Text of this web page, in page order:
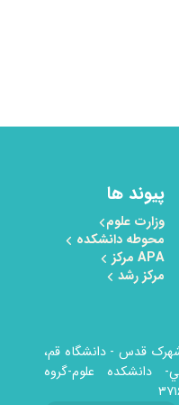
پیوند ها
وزارت علوم
محوطه دانشکده
APA مرکز
مرکز رشد
شهرک قدس - دانشگاه قم،
دانشكده علوم-گروه